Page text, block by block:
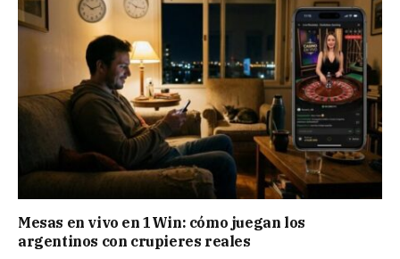
Mesas en vivo en 1Win: cómo juegan los
argentinos con crupieres reales